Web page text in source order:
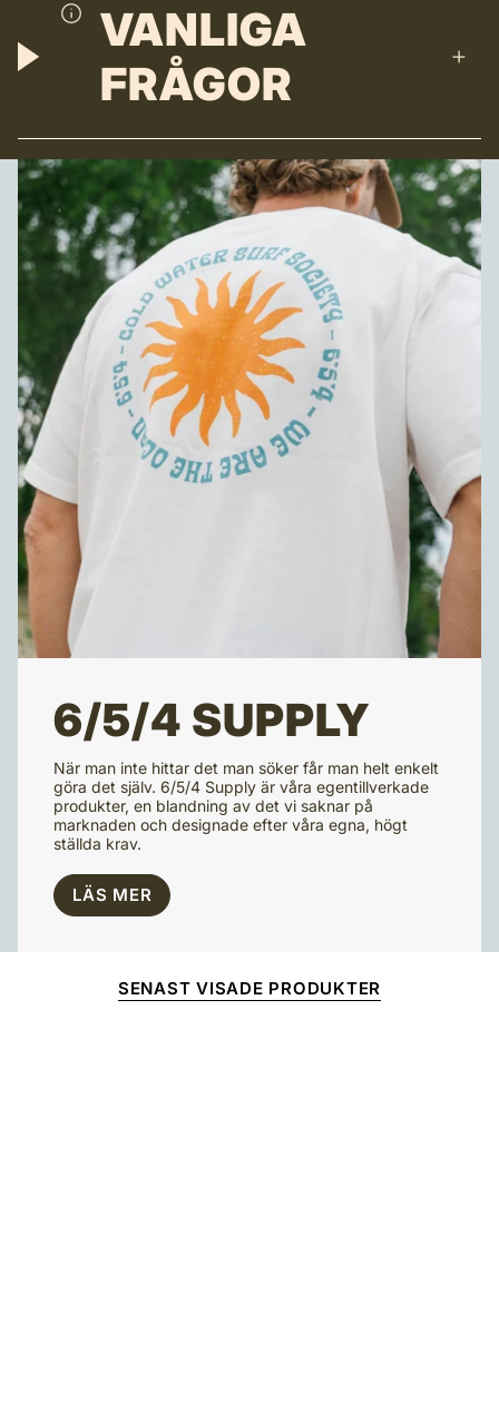
VANLIGA
FRÅGOR
6/5/4 SUPPLY
När man inte hittar det man söker får man helt enkelt
göra det själv. 6/5/4 Supply är våra egentillverkade
produkter, en blandning av det vi saknar på
marknaden och designade efter våra egna, högt
ställda krav.
LÄS MER
SENAST VISADE PRODUKTER